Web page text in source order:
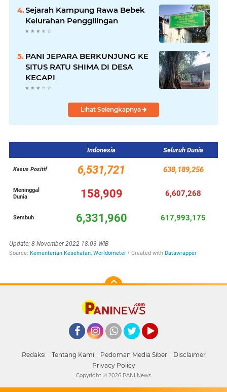
Sejarah Kampung Rawa Bebek
Kelurahan Penggilingan
PANI JEPARA BERKUNJUNG KE
SITUS RATU SHIMA DI DESA
KECAPI
Lihat Selengkapnya
Redaksi Tentang Kami Pedoman Media Siber
Disclaimer
Privacy Policy
Copyright © 2026 PANI News